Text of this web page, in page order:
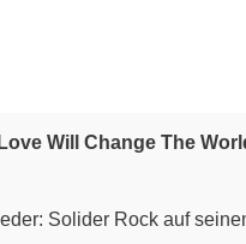
Will Change The
Solider Rock auf